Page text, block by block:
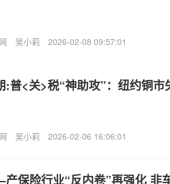
吴小莉 2026-02-08 09:57:01
:普<关>税“神助攻”：纽约铜
吴小莉 2026-02-06 16:06:01
保险行业“反内卷”再强化 非